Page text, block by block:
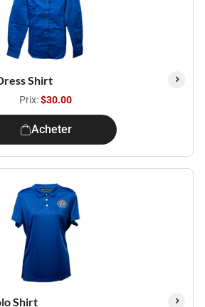
Shirt
Prix:$30.00
Acheter
Shirt